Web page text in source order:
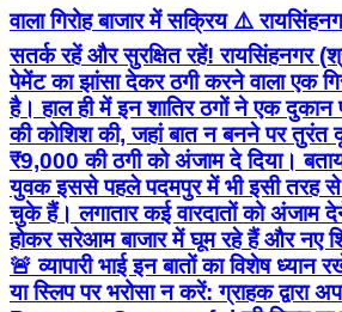
वाला गिरोह बाजार में सक्रिय ⚠️
सतर्क रहें और सुरक्षित रहें! रायसिंहनगर
पेमेंट का झांसा देकर ठगी करने वाला एक
है। हाल ही में इन शातिर ठगों ने एक दुकान
की कोशिश की, जहां बात न बनने पर तुरंत
₹9,000 की ठगी को अंजाम दे दिया।
युवक इससे पहले पदमपुर में भी इसी तरह से
चुके हैं। लगातार कई वारदातों को अंजाम
होकर सरेआम बाजार में घूम रहे हैं और नए
🚨 व्यापारी भाई इन बातों का विशेष
या स्लिप पर भरोसा न करें: ग्राहक द्वारा